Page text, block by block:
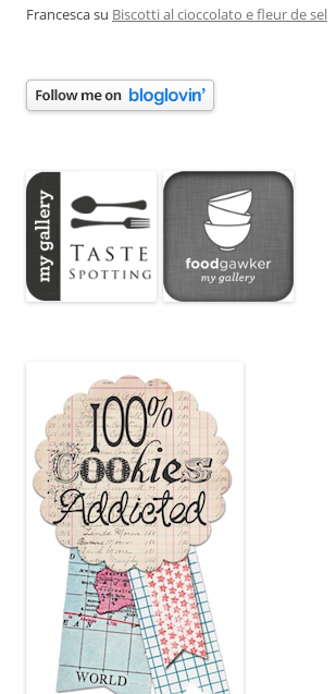
Francescasu Biscotti al cioccolato e fleur de sel